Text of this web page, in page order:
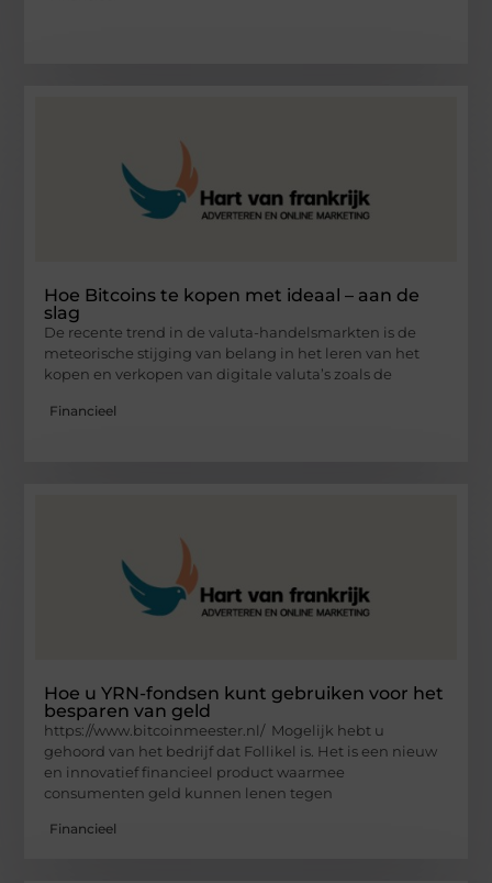
Hoe Bitcoins te kopen met ideaal – aan de
slag
De recente trend in de valuta-handelsmarkten is de
meteorische stijging van belang in het leren van het
kopen en verkopen van digitale valuta’s zoals de
Financieel
Hoe u YRN-fondsen kunt gebruiken voor het
besparen van geld
https://www.bitcoinmeester.nl/ Mogelijk hebt u
gehoord van het bedrijf dat Follikel is. Het is een nieuw
en innovatief financieel product waarmee
consumenten geld kunnen lenen tegen
Financieel